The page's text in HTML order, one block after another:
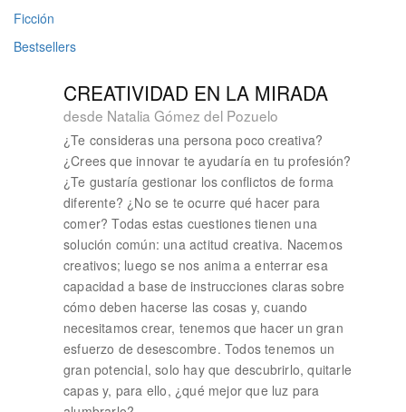
Ficción
Bestsellers
CREATIVIDAD EN LA MIRADA
desde Natalia Gómez del Pozuelo
¿Te consideras una persona poco creativa?
¿Crees que innovar te ayudaría en tu profesión?
¿Te gustaría gestionar los conflictos de forma
diferente? ¿No se te ocurre qué hacer para
comer? Todas estas cuestiones tienen una
solución común: una actitud creativa. Nacemos
creativos; luego se nos anima a enterrar esa
capacidad a base de instrucciones claras sobre
cómo deben hacerse las cosas y, cuando
necesitamos crear, tenemos que hacer un gran
esfuerzo de desescombre. Todos tenemos un
gran potencial, solo hay que descubrirlo, quitarle
capas y, para ello, ¿qué mejor que luz para